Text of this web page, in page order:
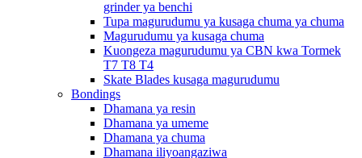
grinder ya benchi
Tupa magurudumu ya kusaga chuma ya chuma
Magurudumu ya kusaga chuma
Kuongeza magurudumu ya CBN kwa Tormek
T7 T8 T4
Skate Blades kusaga magurudumu
Bondings
Dhamana ya resin
Dhamana ya umeme
Dhamana ya chuma
Dhamana iliyoangaziwa